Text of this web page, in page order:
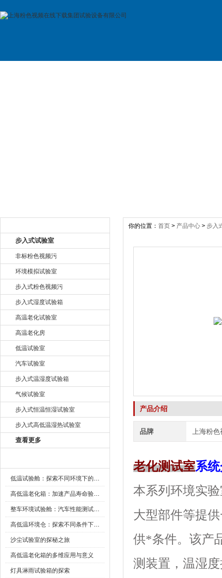
步入式试验室
非标粉色视频污
环境模拟试验室
步入式粉色视频污
步入式湿度试验箱
高温老化试验室
高温老化房
低温试验室
汽车试验室
步入式温湿度试验箱
气候试验室
步入式恒温恒湿试验室
步入式高低温湿热试验室
查看更多
低温试验舱：探索不同环境下的科技边界
高低温老化箱：加速产品寿命验证的可靠伙伴
整车环境试验舱：汽车性能测试的设备
高低温环境仓：探索不同条件下的科学奥秘
沙尘试验室的探秘之旅
高低温老化箱的多维应用与意义
灯具淋雨试验箱的探索
你的位置： 首页 > 产品中心 > 步入
产品介绍
品牌 上海粉
老化测试室系
本系列环境实验
大型部件等提
供*条件。该产
测装置，温湿